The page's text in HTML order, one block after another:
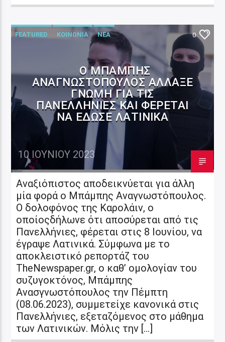
FEATURED ΚΟΙΝΩΝΙΑ ΝΕΑ 0
Ο ΜΠΆΜΠΗΣ
ΑΝΑΓΝΩΣΤΌΠΟΥΛΟΣ ΆΛΛΑΞΕ
ΓΝΏΜΗ ΓΙΑ ΤΙΣ
ΠΑΝΕΛΛΉΝΙΕΣ ΚΑΙ ΦΈΡΕΤΑΙ
ΝΑ ΈΔΩΣΕ ΛΑΤΙΝΙΚΆ
10 ΙΟΥΝΊΟΥ 2023
Αναξιόπιστος αποδεικνύεται για άλλη
μία φορά ο Μπάμπης Αναγνωστόπουλος.
Ο δολοφόνος της Καρολάιν, ο
οποίοςδήλωνε ότι αποσύρεται από τις
Πανελλήνιες, φέρεται στις 8 Ιουνίου, να
έγραψε Λατινικά. Σύμφωνα με το
αποκλειστικό ρεπορτάζ του
TheNewspaper.gr, ο καθ’ ομολογίαν του
συζυγοκτόνος, Μπάμπης
Ανασγνωστόπουλος την Πέμπτη
(08.06.2023), συμμετείχε κανονικά στις
Πανελλήνιες, εξεταζόμενος στο μάθημα
των Λατινικών. Μόλις την […]